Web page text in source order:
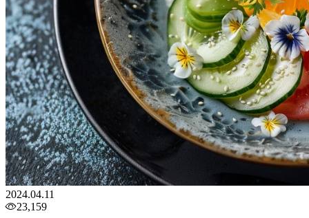
2024.04.11
23,159